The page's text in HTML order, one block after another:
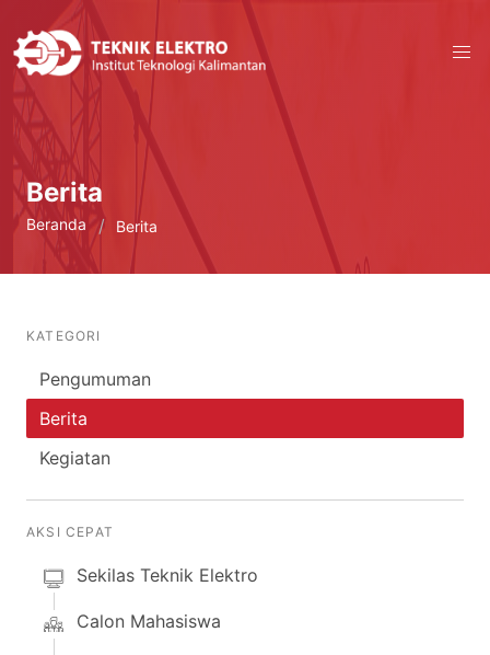
Berita
Beranda Berita
KATEGORI
Pengumuman
Berita
Kegiatan
AKSI CEPAT
Sekilas Teknik Elektro
Calon Mahasiswa